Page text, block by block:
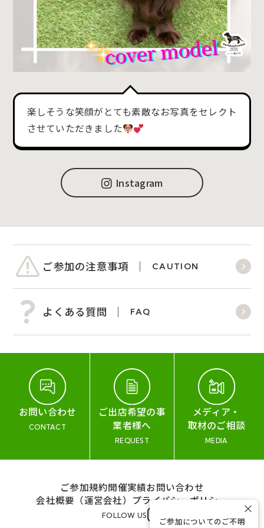
楽しそうな笑顔がとても素敵なお写真をセレクト
させていただきました
Instagram
ご参加の注意事項 CAUTION
よくある質問 FAQ
お問い合わせ
CONTACT
ご出店希望の事
業者様へ
REQUEST
メディア・
取材のご相談
MEDIA
ご参加規約開催実績お問い合わせ
会社概要（運営会社） プライバシーポリシー
FOLLOW US
ご参加についてのご不明
×